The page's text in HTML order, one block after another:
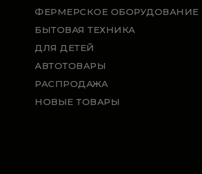
ФЕРМЕРСКОЕ ОБОРУДОВАНИЕ
БЫТОВАЯ ТЕХНИКА
ДЛЯ ДЕТЕЙ
АВТОТОВАРЫ
РАСПРОДАЖА
НОВЫЕ ТОВАРЫ